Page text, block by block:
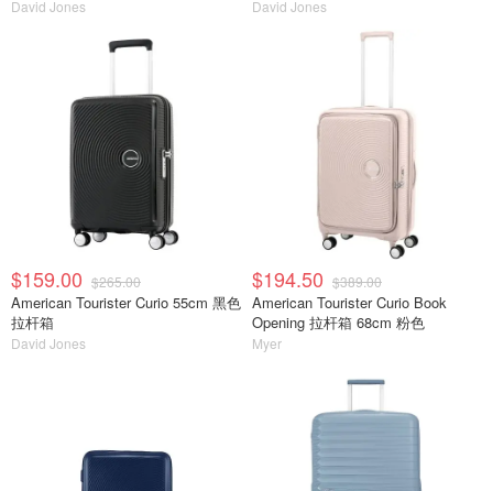
David Jones David Jones
$159.00 $265.00
American Tourister Curio 55cm 黑色
拉杆箱
David Jones
$194.50 $389.00
American Tourister Curio Book
Opening 拉杆箱 68cm 粉色
Myer